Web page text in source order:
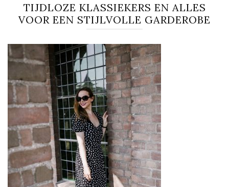
TIJDLOZE KLASSIEKERS EN ALLES
VOOR EEN STIJLVOLLE GARDEROBE